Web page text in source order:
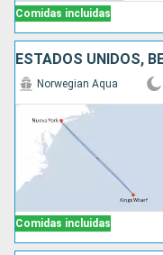
Comidas incluidas
ESTADOS UNIDOS,
Comidas incluidas
Norwegian Aqua